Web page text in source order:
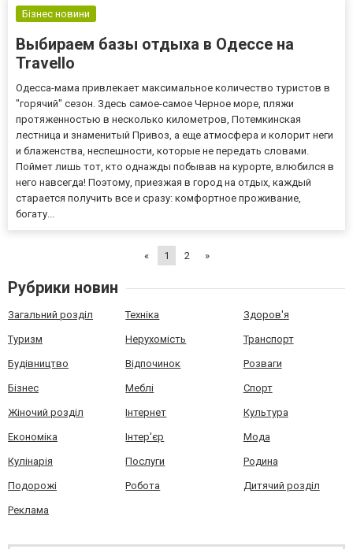
Бізнес новини
Выбираем базы отдыха в Одессе на
Travello
Одесса-мама привлекает максимальное количество туристов в
"горячий" сезон. Здесь самое-самое Черное море, пляжи
протяженностью в несколько километров, Потемкинская
лестница и знаменитый Привоз, а еще атмосфера и колорит неги
и блаженства, неспешности, которые не передать словами.
Поймет лишь тот, кто однажды побывав на курорте, влюбился в
него навсегда! Поэтому, приезжая в город на отдых, каждый
старается получить все и сразу: комфортное проживание,
богату...
« 1 2 »
Рубрики новин
Загальний розділ Техніка Здоров'я
Туризм Нерухомість Транспорт
Будівництво Відпочинок Розваги
Бізнес Меблі Спорт
Жіночий розділ Інтернет Культура
Економіка Інтер'єр Мода
Кулінарія Послуги Родина
Подорожі Робота Дитячий розділ
Реклама